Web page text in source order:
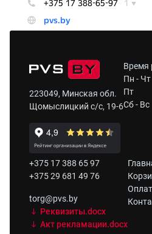
223049, Минская обл.
Щомыслицкий с/с, 19-6
Время
Пн - Чт
Пт
Сб - Вс
+375 17 388 65 97
+375 29 681 49 76
torg@pvs.by
Реквизиты.docx
Акт рекламации.docx